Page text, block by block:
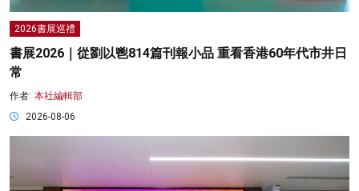
2026書展巡禮
書展2026｜從劉以鬯814篇刊報小品 重看香港60年代市井日
常
作者: 本社編輯部
2026-08-06